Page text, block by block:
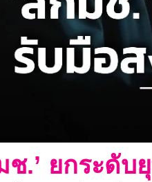
ช.’ ยกระดั